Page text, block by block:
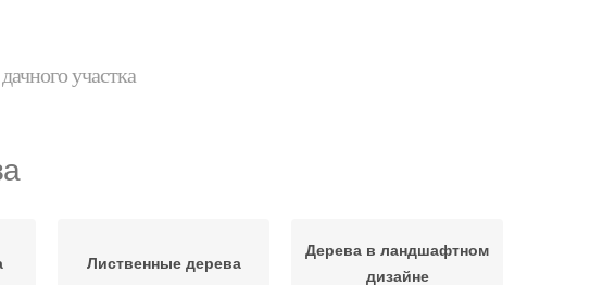
участка
Лиственные дерева
Дерева в ландшафтном
дизайне